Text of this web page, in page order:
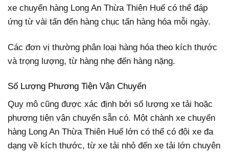
xe chuyển hàng Long An Thừa Thiên Huế có thể đáp
ứng từ vài tấn đến hàng chục tấn hàng hóa mỗi ngày.
Các đơn vị thường phân loại hàng hóa theo kích thước
và trọng lượng, từ hàng nhẹ đến hàng nặng.
Số Lượng Phương Tiện Vận Chuyển
Quy mô cũng được xác định bởi số lượng xe tải hoặc
phương tiện vận chuyển sẵn có. Một chành xe chuyển
hàng Long An Thừa Thiên Huế lớn có thể có đội xe đa
dạng về kích thước, từ xe tải nhỏ đến xe tải lớn chuyên